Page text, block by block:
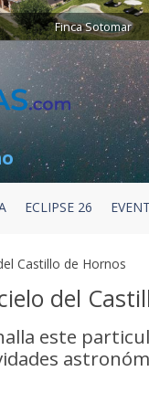
Finca Sotomar
ECLIPSE 26
Castillo de Hornos
del
este